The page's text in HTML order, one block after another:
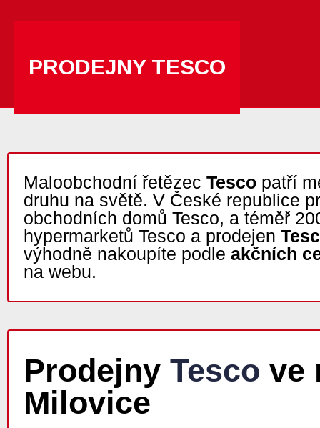
PRODEJNY TESCO
Maloobchodní řetězec Tesco patří
druhu na světě. V České republice
obchodních domů Tesco, a téměř
hypermarketů Tesco a prodejen
výhodně nakoupíte podle akčních
na webu.
Prodejny Tesco ve
Milovice